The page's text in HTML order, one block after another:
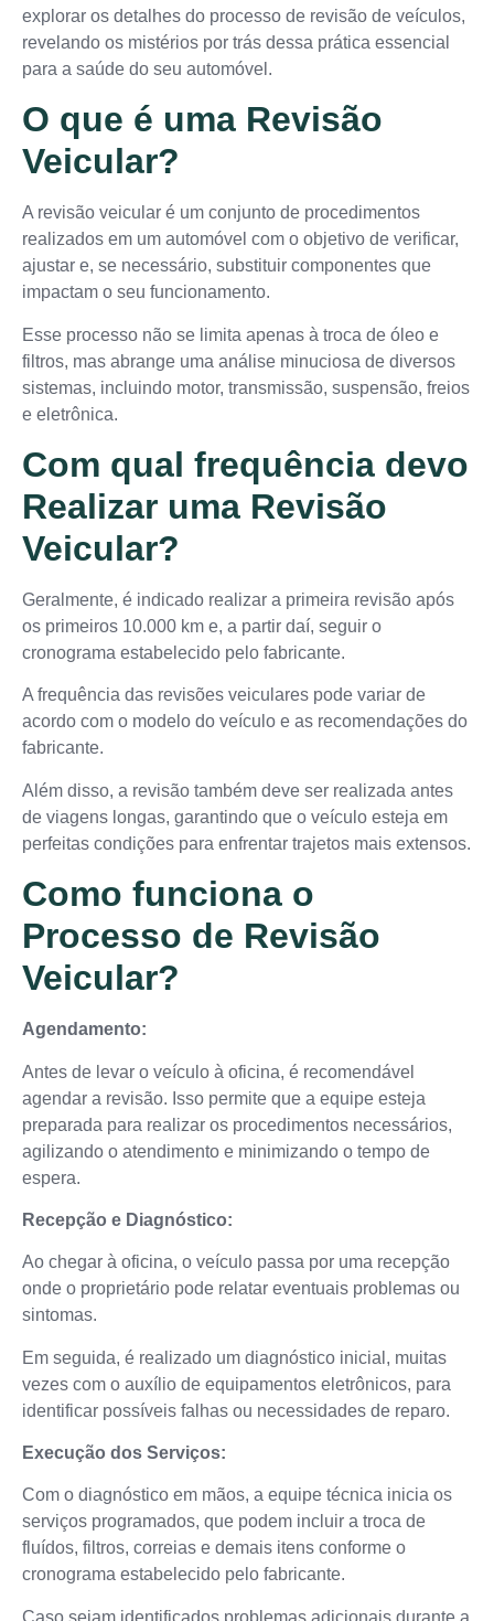
explorar os detalhes do processo de revisão de veículos,
revelando os mistérios por trás dessa prática essencial
para a saúde do seu automóvel.
O que é uma Revisão
Veicular?
A revisão veicular é um conjunto de procedimentos
realizados em um automóvel com o objetivo de verificar,
ajustar e, se necessário, substituir componentes que
impactam o seu funcionamento.
Esse processo não se limita apenas à troca de óleo e
filtros, mas abrange uma análise minuciosa de diversos
sistemas, incluindo motor, transmissão, suspensão, freios
e eletrônica.
Com qual frequência devo
Realizar uma Revisão
Veicular?
Geralmente, é indicado realizar a primeira revisão após
os primeiros 10.000 km e, a partir daí, seguir o
cronograma estabelecido pelo fabricante.
A frequência das revisões veiculares pode variar de
acordo com o modelo do veículo e as recomendações do
fabricante.
Além disso, a revisão também deve ser realizada antes
de viagens longas, garantindo que o veículo esteja em
perfeitas condições para enfrentar trajetos mais extensos.
Como funciona o
Processo de Revisão
Veicular?
Agendamento:
Antes de levar o veículo à oficina, é recomendável
agendar a revisão. Isso permite que a equipe esteja
preparada para realizar os procedimentos necessários,
agilizando o atendimento e minimizando o tempo de
espera.
Recepção e Diagnóstico:
Ao chegar à oficina, o veículo passa por uma recepção
onde o proprietário pode relatar eventuais problemas ou
sintomas.
Em seguida, é realizado um diagnóstico inicial, muitas
vezes com o auxílio de equipamentos eletrônicos, para
identificar possíveis falhas ou necessidades de reparo.
Execução dos Serviços:
Com o diagnóstico em mãos, a equipe técnica inicia os
serviços programados, que podem incluir a troca de
fluídos, filtros, correias e demais itens conforme o
cronograma estabelecido pelo fabricante.
Caso sejam identificados problemas adicionais durante a